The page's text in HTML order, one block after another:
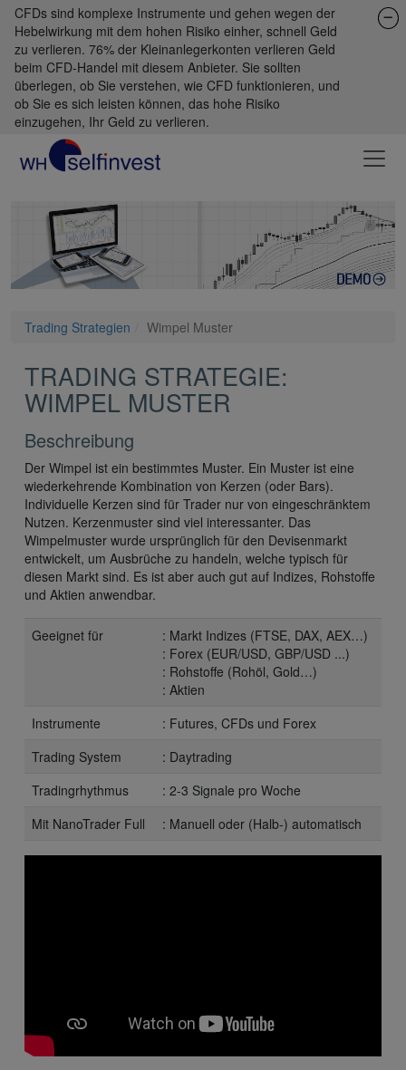
CFDs sind komplexe Instrumente und gehen wegen der
Hebelwirkung mit dem hohen Risiko einher, schnell Geld
zu verlieren. 76% der Kleinanlegerkonten verlieren Geld
beim CFD-Handel mit diesem Anbieter. Sie sollten
überlegen, ob Sie verstehen, wie CFD funktionieren, und
ob Sie es sich leisten können, das hohe Risiko
einzugehen, Ihr Geld zu verlieren.
Trading Strategien Wimpel Muster
TRADING STRATEGIE:
WIMPEL MUSTER
Beschreibung
Der Wimpel ist ein bestimmtes Muster. Ein Muster ist eine
wiederkehrende Kombination von Kerzen (oder Bars).
Individuelle Kerzen sind für Trader nur von eingeschränktem
Nutzen. Kerzenmuster sind viel interessanter. Das
Wimpelmuster wurde ursprünglich für den Devisenmarkt
entwickelt, um Ausbrüche zu handeln, welche typisch für
diesen Markt sind. Es ist aber auch gut auf Indizes, Rohstoffe
und Aktien anwendbar.
Geeignet für
: Markt Indizes (FTSE, DAX, AEX…)
: Forex (EUR/USD, GBP/USD ...)
: Rohstoffe (Rohöl, Gold…)
: Aktien
Instrumente
: Futures, CFDs und Forex
Trading System
: Daytrading
Tradingrhythmus
: 2-3 Signale pro Woche
Mit NanoTrader Full
: Manuell oder (Halb-) automatisch